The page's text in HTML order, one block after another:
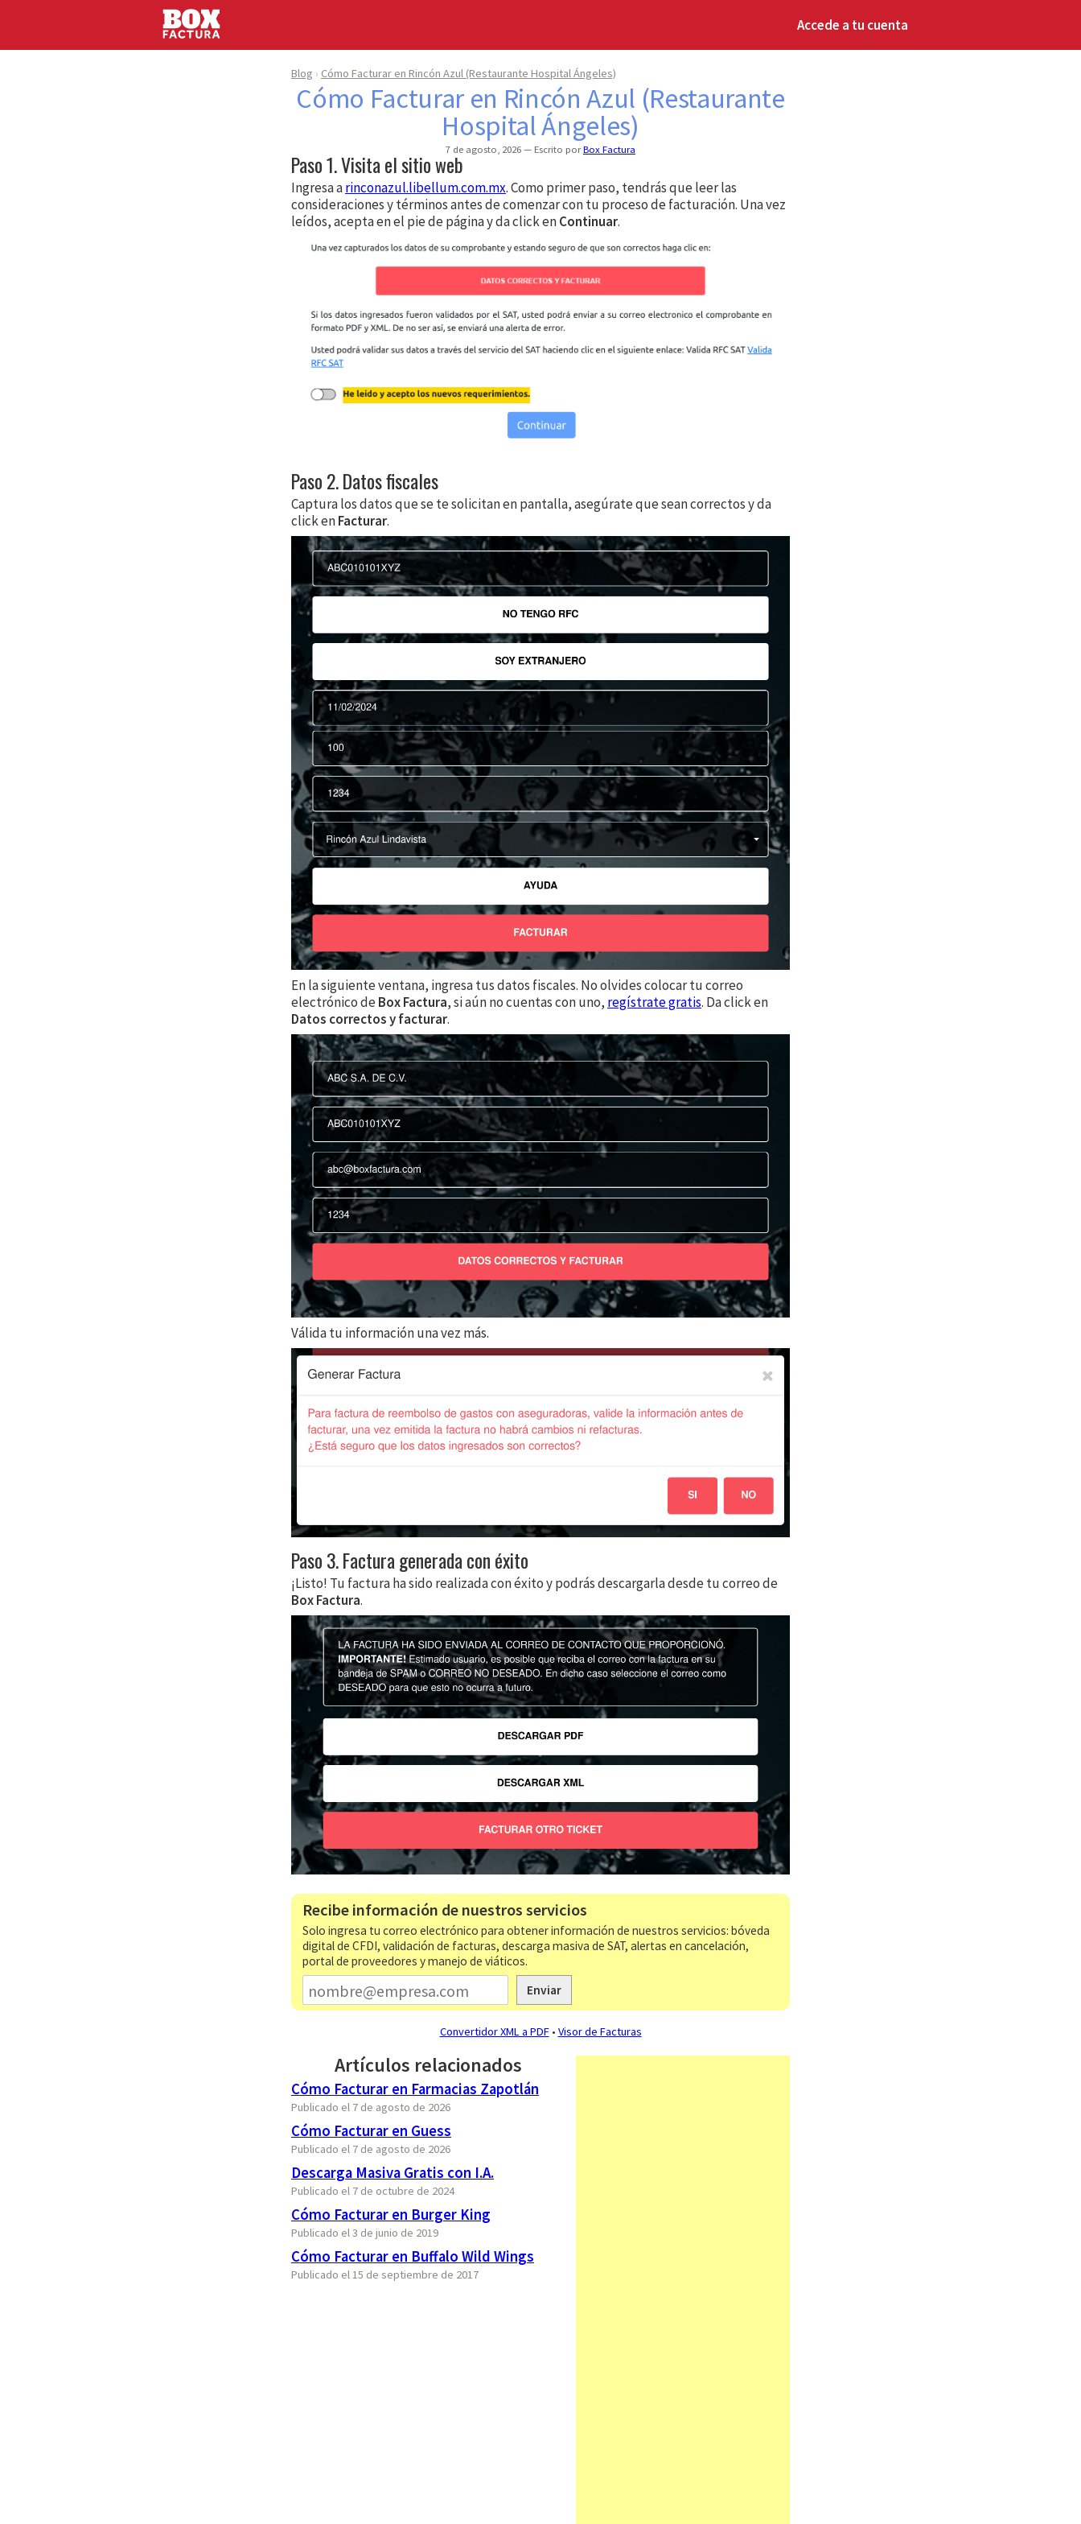
Accede a tu cuenta
Blog Cómo Facturar en Rincón Azul (Restaurante Hospital Ángeles)
Cómo Facturar en Rincón Azul (Restaurante
Hospital Ángeles)
7 de agosto, 2026 Escrito porBox Factura
Paso 1. Visita el sitio web
Ingresa arinconazul.libellum.com.mx. Como primer paso, tendrás que leer las
consideraciones y términos antes de comenzar con tu proceso de facturación. Una vez
leídos, acepta en el pie de página y da click enContinuar.
Paso 2. Datos fiscales
Captura los datos que se te solicitan en pantalla, asegúrate que sean correctos y da
click enFacturar.
En la siguiente ventana, ingresa tus datos fiscales. No olvides colocar tu correo
electrónico deBox Factura, si aún no cuentas con uno, regístrate gratis. Da click en
Datos correctos y facturar.
Válida tu información una vez más.
Paso 3. Factura generada con éxito
¡Listo! Tu factura ha sido realizada con éxito y podrás descargarla desde tu correo de
Box Factura.
Recibe información de nuestros servicios
Solo ingresa tu correo electrónico para obtener información de nuestros servicios: bóveda
digital de CFDI, validación de facturas, descarga masiva de SAT, alertas en cancelación,
portal de proveedores y manejo de viáticos.
Enviar
Convertidor XML a PDF• Visor de Facturas
Artículos relacionados
Cómo Facturar en Farmacias Zapotlán
Publicado el 7 de agosto de 2026
Cómo Facturar en Guess
Publicado el 7 de agosto de 2026
Descarga Masiva Gratis con I.A.
Publicado el 7 de octubre de 2024
Cómo Facturar en Burger King
Publicado el 3 de junio de 2019
Cómo Facturar en Buffalo Wild Wings
Publicado el 15 de septiembre de 2017